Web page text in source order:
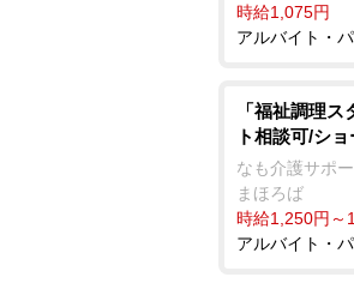
時給1,075円
アルバイト・
「福祉調理
ト相談可/シ
なも介護サポ
まほろば
時給1,250円～
アルバイト・